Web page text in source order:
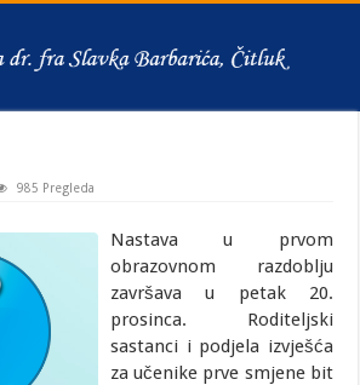
985 Pregleda
Nastava u prvom
obrazovnom razdoblju
završava u petak 20.
prosinca. Roditeljski
sastanci i podjela izvješća
za učenike prve smjene bit